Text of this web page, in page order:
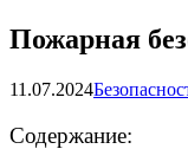
Пожарная
11.07.2024
Содержание: